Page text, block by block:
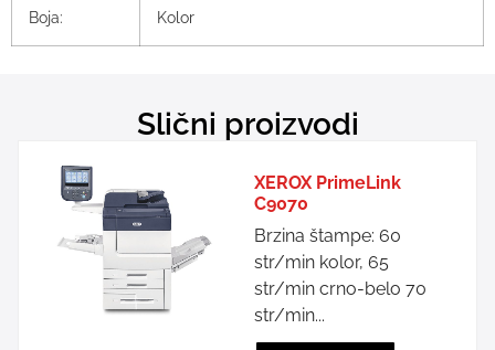
Boja: Kolor
Slični proizvodi
XEROX PrimeLink
C9070
Brzina štampe: 60
str/min kolor, 65
str/min crno-belo 70
str/min...